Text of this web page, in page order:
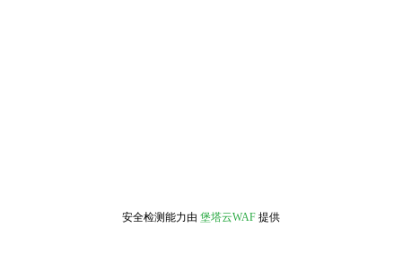
安全检测能力由 堡塔云WAF 提供